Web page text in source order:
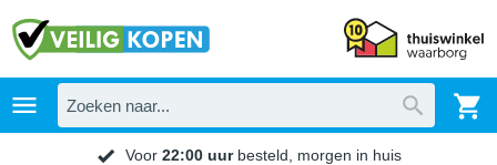
Voor 22:00 uurbesteld, morgen in huis